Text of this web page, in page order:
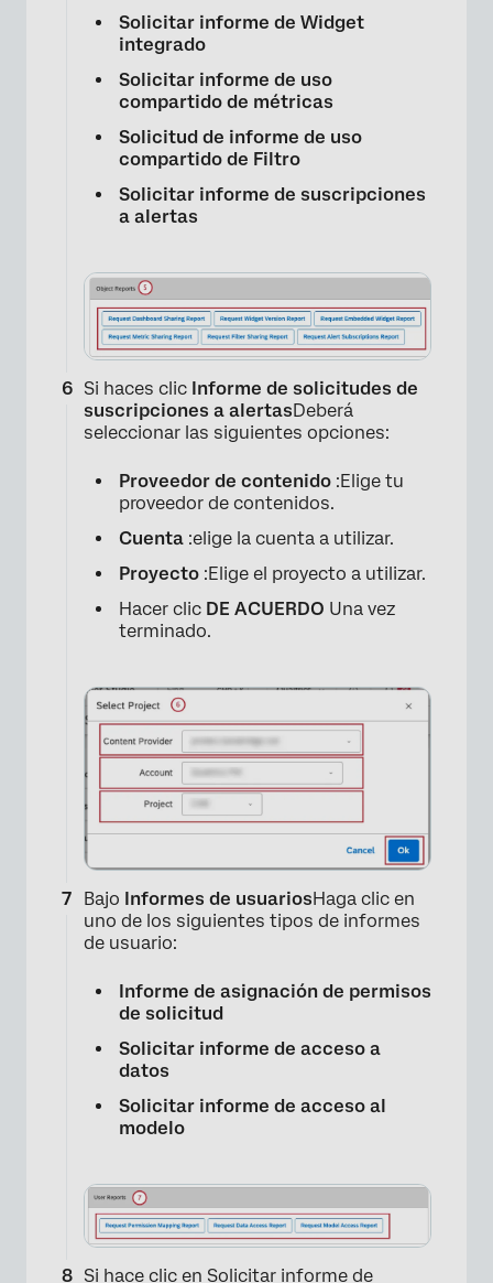
×
Solicitar informe de Widget
integrado
Solicitar informe de uso
compartido de métricas
Solicitud de informe de uso
compartido de Filtro
Solicitar informe de suscripciones
a alertas
×
Si haces clic Informe de solicitudes de
suscripciones a alertasDeberá
seleccionar las siguientes opciones:
Proveedor de contenido :Elige tu
proveedor de contenidos.
Cuenta :elige la cuenta a utilizar.
Proyecto :Elige el proyecto a utilizar.
Hacer clic DE ACUERDO Una vez
terminado.
Bajo Informes de usuariosHaga clic en
uno de los siguientes tipos de informes
de usuario:
Informe de asignación de permisos
de solicitud
Solicitar informe de acceso a
datos
Solicitar informe de acceso al
modelo
Si hace clic en Solicitar informe de